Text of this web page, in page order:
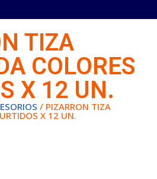
TIZA
COLORES
X 12 UN.
/ PIZARRON TIZA
X 12 UN.